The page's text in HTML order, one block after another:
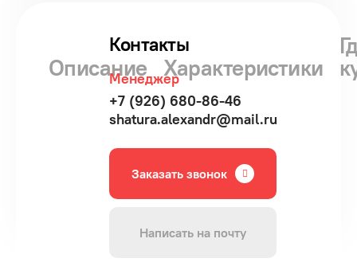
Описание Характеристики
Контакты
Менеджер
+7 (926) 680-86-46
shatura.alexandr@mail.ru
Заказать звонок
Написать на почту